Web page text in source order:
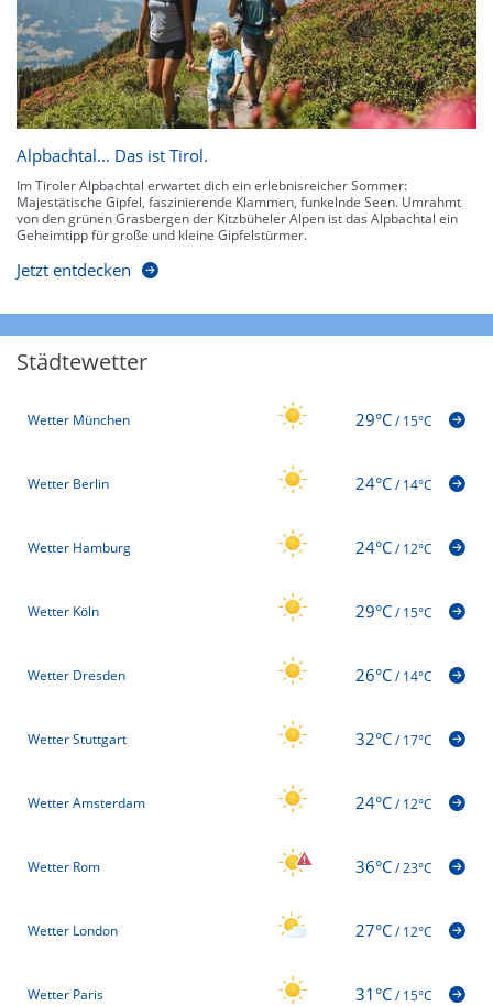
Alpbachtal… Das ist Tirol.
Im Tiroler Alpbachtal erwartet dich ein erlebnisreicher Sommer:
Majestätische Gipfel, faszinierende Klammen, funkelnde Seen. Umrahmt
von den grünen Grasbergen der Kitzbüheler Alpen ist das Alpbachtal ein
Geheimtipp für große und kleine Gipfelstürmer.
Jetzt entdecken
Städtewetter
Wetter München 29°C/15°C
Wetter Berlin 24°C/14°C
Wetter Hamburg 24°C/12°C
Wetter Köln 29°C/15°C
Wetter Dresden 26°C/14°C
Wetter Stuttgart 32°C/17°C
Wetter Amsterdam 24°C/12°C
Wetter Rom 36°C/23°C
Wetter London 27°C/12°C
Wetter Paris 31°C/15°C